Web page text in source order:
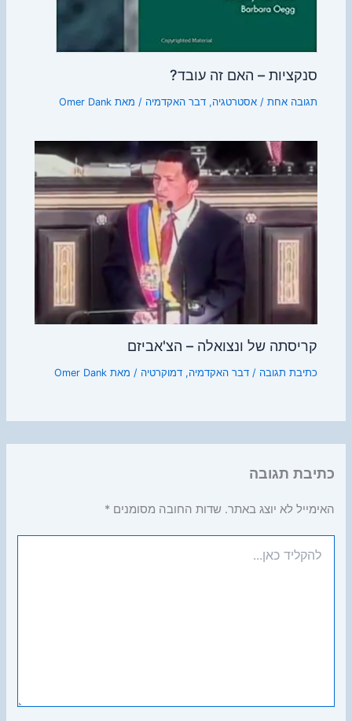
סנקציות – האם זה עובד?
תגובה אחת /אסטרטגיה,דבר האקדמיה / מאתOmer Dank
קריסתה של ונצואלה – הצ'אביזם
כתיבת תגובה /דבר האקדמיה,דמוקרטיה / מאתOmer Dank
כתיבת תגובה
האימייל לא יוצג באתר. שדות החובה מסומנים*
כאן...